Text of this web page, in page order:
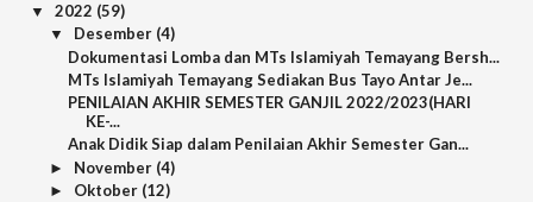
▼ 2022 (59)
▼ Desember (4)
Dokumentasi Lomba dan MTs Islamiyah Temayang Bersh...
MTs Islamiyah Temayang Sediakan Bus Tayo Antar Je...
PENILAIAN AKHIR SEMESTER GANJIL 2022/2023(HARI
KE-...
Anak Didik Siap dalam Penilaian Akhir Semester Gan...
► November (4)
► Oktober (12)